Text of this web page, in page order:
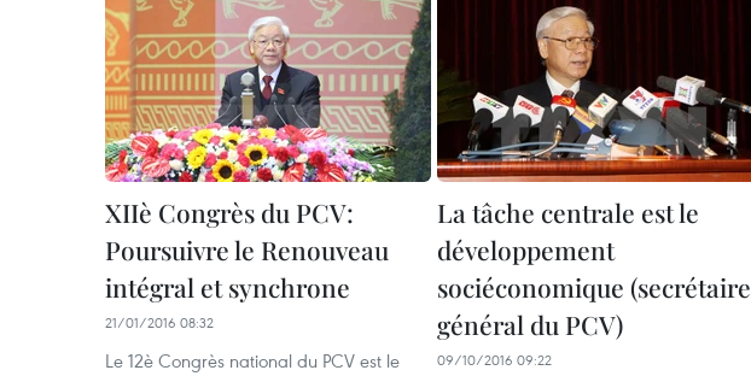
XIIè Congrès du PCV:
Poursuivre le Renouveau
intégral et synchrone
21/01/2016 08:32
Le 12è Congrès national du PCV est le
La tâche centrale est le
développement
sociéconomique (secrétaire
général du PCV)
09/10/2016 09:22